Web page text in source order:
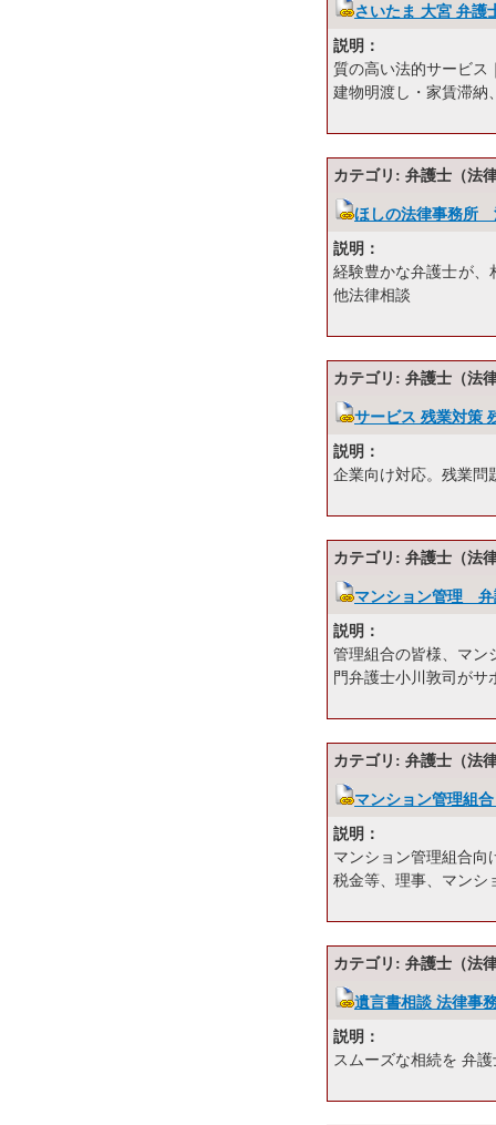
さいたま 大宮 弁護
説明：
質の高い法的サービス
建物明渡し・家賃滞納
カテゴリ: 弁護士（法
ほしの法律事務所
説明：
経験豊かな弁護士が、
他法律相談
カテゴリ: 弁護士（法
サービス 残業対策
説明：
企業向け対応。残業問
カテゴリ: 弁護士（法
マンション管理 弁
説明：
管理組合の皆様、マン
門弁護士小川敦司がサ
カテゴリ: 弁護士（法
マンション管理組
説明：
マンション管理組合向
税金等、理事、マンシ
カテゴリ: 弁護士（法
遺言書相談 法律事
説明：
スムーズな相続を 弁